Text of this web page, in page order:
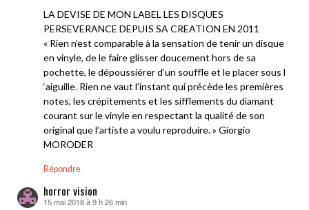
LA DEVISE DE MON LABEL LES DISQUES
PERSEVERANCE DEPUIS SA CREATION EN 2011
« Rien n’est comparable à la sensation de tenir un disque
en vinyle, de le faire glisser doucement hors de sa
pochette, le dépoussiérer d‘un souffle et le placer sous l
‘aiguille. Rien ne vaut l’instant qui précède les premières
notes, les crépitements et les sifflements du diamant
courant sur le vinyle en respectant la qualité de son
original que l’artiste a voulu reproduire. » Giorgio
MORODER
Répondre
horror vision
dit :
15 mai 2018 à 9 h 26 min